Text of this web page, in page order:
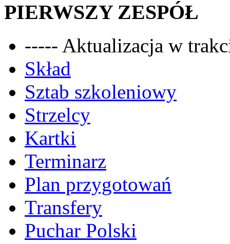
PIERWSZY ZESPÓŁ
----- Aktualizacja w
Skład
Sztab szkoleniowy
Strzelcy
Kartki
Terminarz
Plan przygotowań
Transfery
Puchar Polski